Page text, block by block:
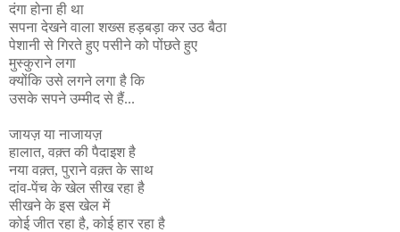
दंगा होना ही था
सपना देखने वाला शख्स हड़बड़ा कर उठ बैठा
पेशानी से गिरते हुए पसीने को पोंछते हुए
मुस्कुराने लगा
क्योंकि उसे लगने लगा है कि
उसके सपने उम्मीद से हैं...
जायज़ या नाजायज़
हालात, वक़्त की पैदाइश है
नया वक़्त, पुराने वक़्त के साथ
दांव-पेंच के खेल सीख रहा है
सीखने के इस खेल में
कोई जीत रहा है, कोई हार रहा है